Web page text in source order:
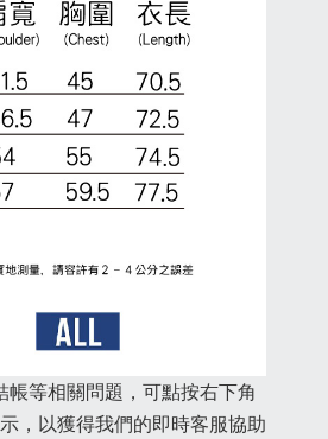
帳等相關問題，可點按右下角
，以獲得我們的即時客服協助